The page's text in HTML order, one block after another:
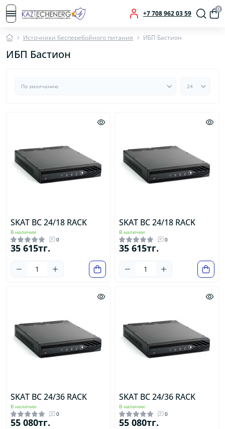
+7 708 962 03 59
0
Источники бесперебойного питания ИБП Бастион
ИБП Бастион
SKAT BC 24/18 RACK
В наличии
0
35 615тг.
SKAT BC 24/18 RACK
В наличии
0
35 615тг.
SKAT BC 24/36 RACK
В наличии
0
55 080тг.
SKAT BC 24/36 RACK
В наличии
0
55 080тг.